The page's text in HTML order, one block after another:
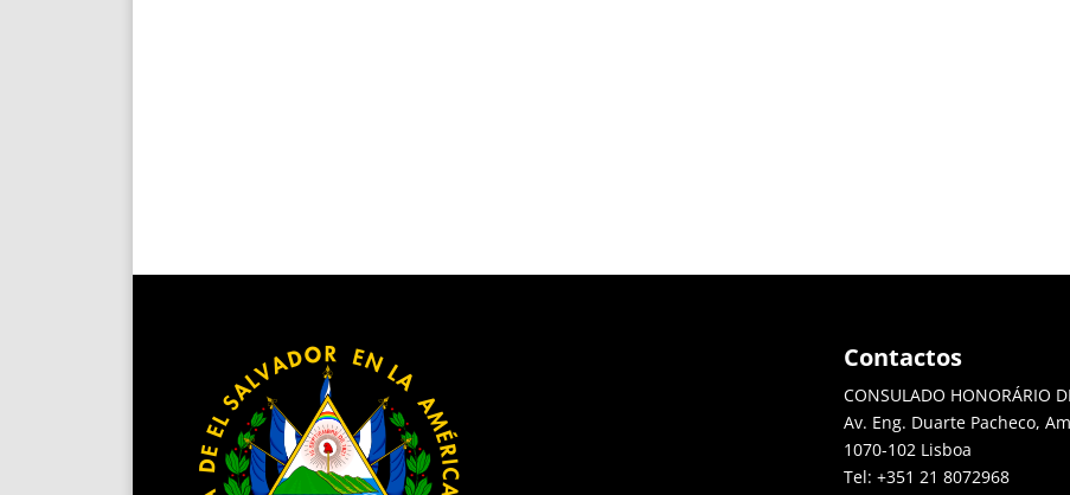
Contactos
CONSULADO HONORÁRIO
Av. Eng. Duarte Pacheco,
1070-102 Lisboa
Tel: +351 21 8072968